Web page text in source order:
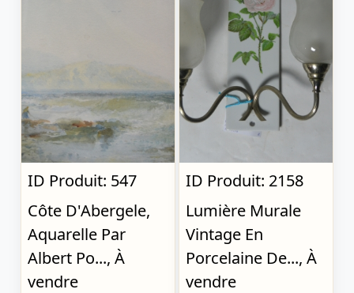
ID Produit: 547
Côte D'Abergele,
Aquarelle Par
Albert Po..., À
vendre
ID Produit: 2158
Lumière Murale
Vintage En
Porcelaine De..., À
vendre